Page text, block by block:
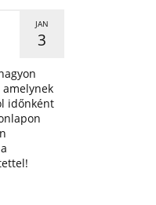
JAN
3
időnként